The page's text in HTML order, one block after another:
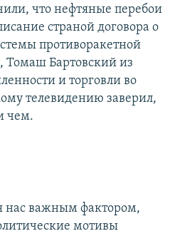
что нефтяные перебои
страной договора о
противоракетной
Томаш Бартовский из
и торговли во
телевидению заверил,
чем.
нас важным фактором,
мотивы